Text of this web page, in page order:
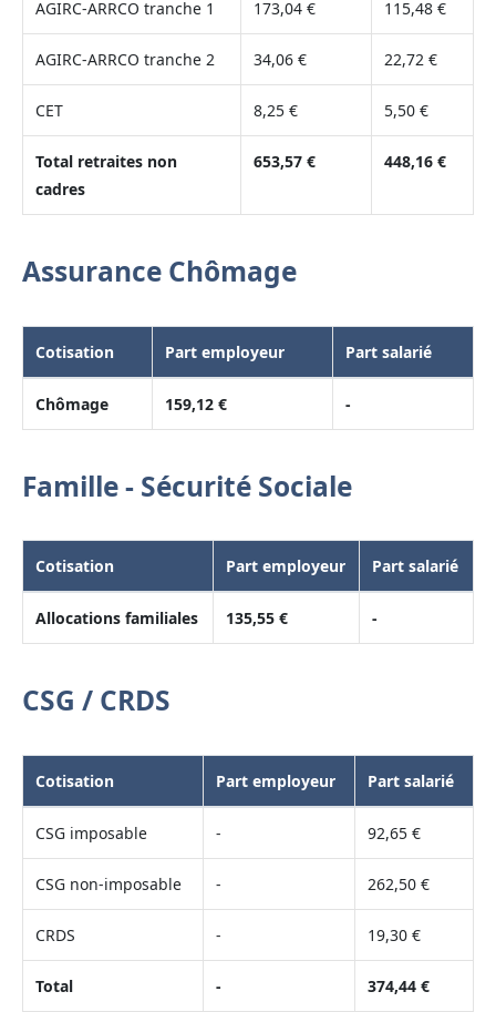
AGIRC-ARRCO tranche 1 173,04 € 115,48 €
AGIRC-ARRCO tranche 2 34,06 € 22,72 €
CET 8,25 € 5,50 €
Total retraites non
cadres
653,57 € 448,16 €
Assurance Chômage
Cotisation Part employeur Part salarié
Chômage 159,12 € -
Famille - Sécurité Sociale
Cotisation Part employeur Part salarié
Allocations familiales 135,55 € -
CSG / CRDS
Cotisation Part employeur Part salarié
CSG imposable - 92,65 €
CSG non-imposable - 262,50 €
CRDS - 19,30 €
Total - 374,44 €